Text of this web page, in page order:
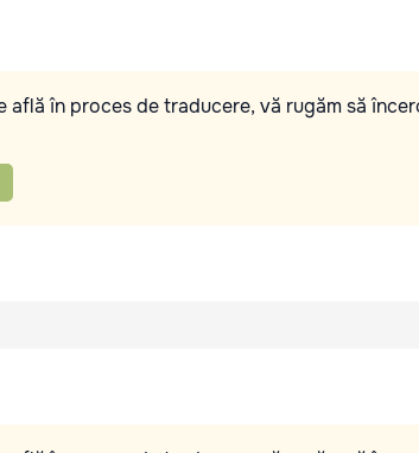
află în proces de traducere, vă rugăm să